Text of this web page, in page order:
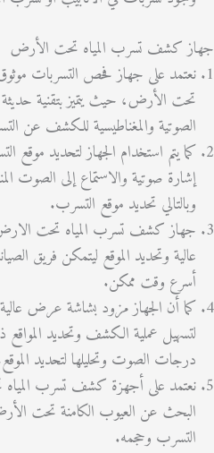
كشف تسرب المياه تحت الأرض
على جهاز فحص التسربات موثوق
الأرض، حيث يتميز بتقنية حديثة
والمغناطيسية للكشف عن التسربات
يتم استخدام الجهاز لتحديد موقع
صوتية والاستماع إلى الصوت
تحديد موقع التسرب.
كشف تسرب المياه تحت الارض
وتحديد الموقع ليتمكن فريق الصيانة
وقت ممكن.
أن الجهاز مزود بشاشة عرض عالية
عملية الكشف وتحديد المواقع
الصوت وتحليلها لتحديد الموقع.
على أجهزة كشف تسرب المياه تحت
عن العيوب الكامنة تحت الأرض،
وحجمه.